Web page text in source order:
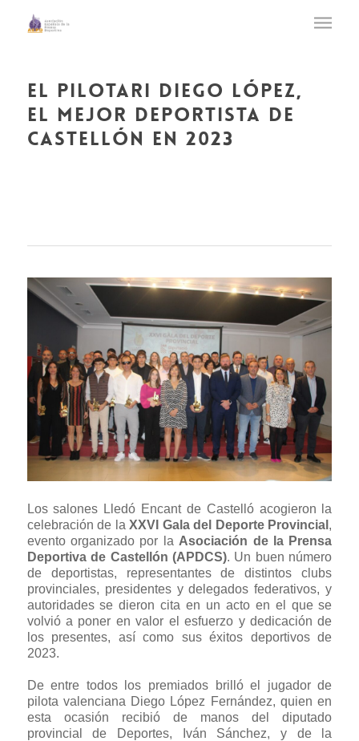
el pilotari diego lópez,
el mejor deportista de
castellón en 2023
Los salones Lledó Encant de Castelló acogieron la
celebración de laXXVI Gala del Deporte Provincial ,
evento organizado por la Asociación de la Prensa
Deportiva de Castellón (APDCS). Un buen número
de deportistas, representantes de distintos clubs
provinciales, presidentes y delegados federativos, y
autoridades se dieron cita en un acto en el que se
volvió a poner en valor el esfuerzo y dedicación de
los presentes, así como sus éxitos deportivos de
2023.
De entre todos los premiados brilló el jugador de
pilota valenciana Diego López Fernández, quien en
esta ocasión recibió de manos del diputado
provincial de Deportes, Iván Sánchez, y de la